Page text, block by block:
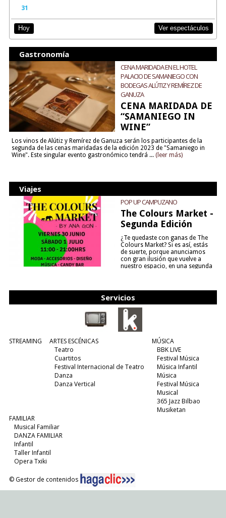
31
Hoy Ver espectáculos
Gastronomía
CENA MARIDADA EN EL HOTEL
PALACIO DE SAMANIEGO CON
BODEGAS ALÚTIZ Y REMÍREZ DE
GANUZA
CENA MARIDADA DE
“SAMANIEGO IN
WINE”
Los vinos de Alútiz y Remírez de Ganuza serán los participantes de la
segunda de las cenas maridadas de la edición 2023 de "Samaniego in
Wine". Este singular evento gastronómico tendrá ... (leer más)
Viajes
POP UP CAMPUZANO
The Colours Market -
Segunda Edición
¿Te quedaste con ganas de The
Colours Market? Si es así, estás
de suerte, porque anunciamos
con gran ilusión que vuelve a
nuestro espacio, en una segunda
Servicios
STREAMING
ARTES ESCÉNICAS
Teatro
Cuartitos
Festival Internacional de Teatro
Danza
Danza Vertical
MÚSICA
BBK LIVE
Festival Música
Música Infantil
Música
Festival Música
Musical
365 Jazz Bilbao
Musiketan
FAMILIAR
Musical Familiar
DANZA FAMILIAR
Infantil
Taller Infantil
Opera Txiki
© Gestor de contenidos